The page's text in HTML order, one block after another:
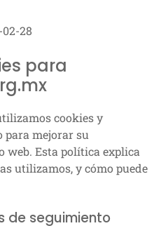
28
para
cookies y
para mejorar su
web. Esta política explica
utilizamos, y cómo puede
de seguimiento